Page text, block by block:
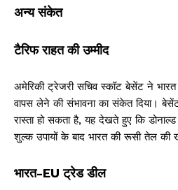
अन्य संकेत
टैरिफ राहत की उम्मीद
अमेरिकी ट्रेजरी सचिव स्कॉट बेसेंट ने
वापस लेने की संभावना का संकेत दिया।
रास्ता हो सकता है, यह देखते हुए कि डोनाल्ड
शुल्क उपायों के बाद भारत की रूसी तेल की
भारत-EU ट्रेड डील